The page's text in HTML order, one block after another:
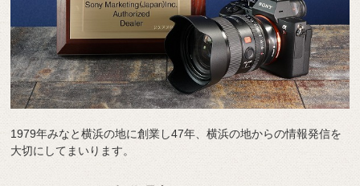
1979年みなと横浜の地に創業し47年、横浜の地からの情報発信を
大切にしてまいります。